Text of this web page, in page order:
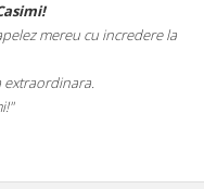
mereu cu incredere la
extraordinara.